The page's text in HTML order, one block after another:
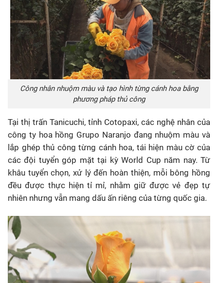
Công nhân nhuộm màu và tạo hình từng cánh hoa bằng
phương pháp thủ công
Tại thị trấn Tanicuchi, tỉnh Cotopaxi, các nghệ nhân của
công ty hoa hồng Grupo Naranjo đang nhuộm màu và
lắp ghép thủ công từng cánh hoa, tái hiện màu cờ của
các đội tuyển góp mặt tại kỳ World Cup năm nay. Từ
khâu tuyển chọn, xử lý đến hoàn thiện, mỗi bông hồng
đều được thực hiện tỉ mỉ, nhằm giữ được vẻ đẹp tự
nhiên nhưng vẫn mang dấu ấn riêng của từng quốc gia.